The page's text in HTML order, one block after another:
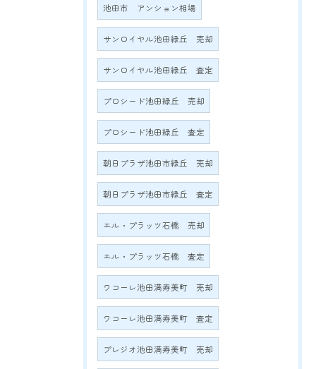
池田市 アンション相場
サンロイヤル池田緑丘 売却
サンロイヤル池田緑丘 査定
プロシード池田緑丘 売却
プロシード池田緑丘 査定
朝日プラザ池田市緑丘 売却
朝日プラザ池田市緑丘 査定
エル・プラッツ石橋 売却
エル・プラッツ石橋 査定
ワコーレ池田満寿美町 売却
ワコーレ池田満寿美町 査定
プレジオ池田満寿美町 売却